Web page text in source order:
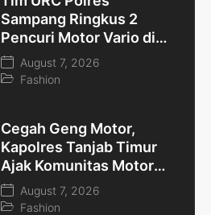
Sampang Ringkus 2
Pencuri Motor Vario di
Kedungdung
August 7, 2026
Fashion
Cegah Geng Motor,
Kapolres Tanjab Timur
Ajak Komunitas Motor
dan Pelajar Jaga
Kamtibmas
August 7, 2026
Fashion